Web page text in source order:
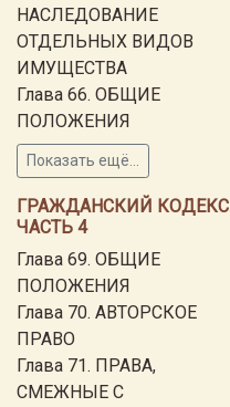
НАСЛЕДОВАНИЕ
ОТДЕЛЬНЫХ ВИДОВ
ИМУЩЕСТВА
Глава 66. ОБЩИЕ
ПОЛОЖЕНИЯ
Показать ещё...
ГРАЖДАНСКИЙ КОДЕКС
ЧАСТЬ 4
Глава 69. ОБЩИЕ
ПОЛОЖЕНИЯ
Глава 70. АВТОРСКОЕ
ПРАВО
Глава 71. ПРАВА,
СМЕЖНЫЕ С